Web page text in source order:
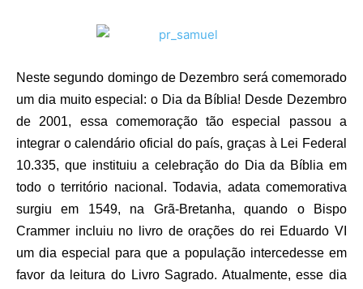
Neste segundo domingo de Dezembro será comemorado
um dia muito especial: o Dia da Bíblia! Desde Dezembro
de 2001, essa comemoração tão especial passou a
integrar o calendário oficial do país, graças à Lei Federal
10.335, que instituiu a celebração do Dia da Bíblia em
todo o território nacional. Todavia, adata comemorativa
surgiu em 1549, na Grã-Bretanha, quando o Bispo
Crammer incluiu no livro de orações do rei Eduardo VI
um dia especial para que a população intercedesse em
favor da leitura do Livro Sagrado. Atualmente, esse dia